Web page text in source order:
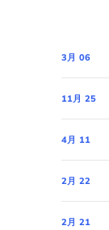
3月 06
11月 25
4月 11
2月 22
2月 21